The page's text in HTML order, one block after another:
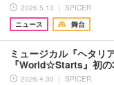
2026.5.13 ｜ SPICER
ニュース
舞台
ミュージカル『ヘタリ
『World☆Starts』初
2026.4.30 ｜ SPICER